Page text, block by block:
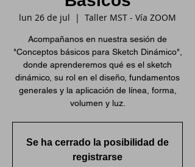
lun 26 de jul
  |
Taller MST - Vía ZOOM
Acompañanos en nuestra sesión de
"Conceptos básicos para Sketch Dinámico",
donde aprenderemos qué es el sketch
dinámico, su rol en el diseño, fundamentos
generales y la aplicación de línea, forma,
volumen y luz.
Se ha cerrado la posibilidad de
registrarse